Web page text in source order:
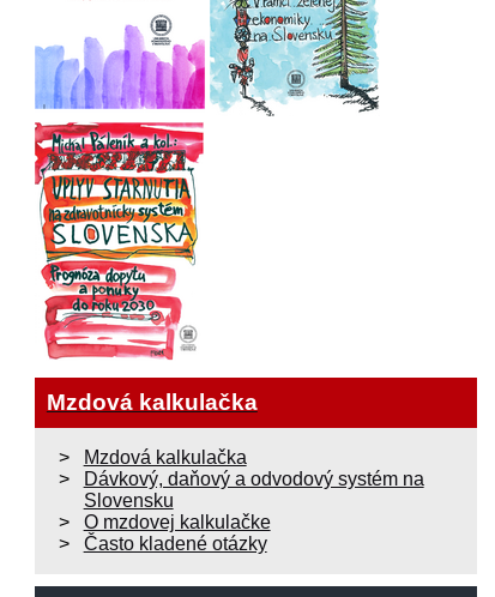
Mzdová kalkulačka
Mzdová kalkulačka
Dávkový, daňový a odvodový systém na
Slovensku
O mzdovej kalkulačke
Často kladené otázky